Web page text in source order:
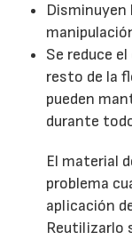
Se reduce
resto de la
pueden
durante
El material
problema
aplicación
Reutilizarlo